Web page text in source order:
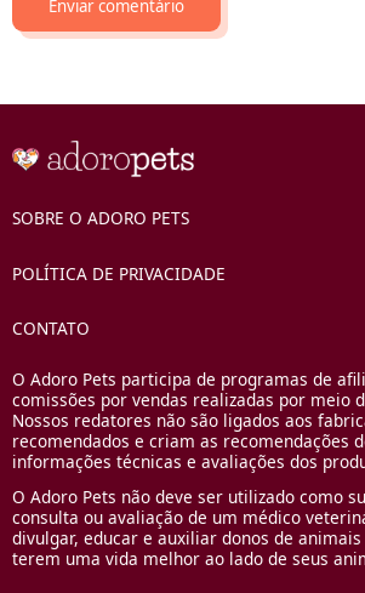
SOBRE O ADORO PETS
POLÍTICA DE PRIVACIDADE
CONTATO
O Adoro Pets participa de programas de
comissões por vendas realizadas por meio
Nossos redatores não são ligados aos
recomendados e criam as recomendações
informações técnicas e avaliações dos
O Adoro Pets não deve ser utilizado como
consulta ou avaliação de um médico
divulgar, educar e auxiliar donos de
terem uma vida melhor ao lado de seus